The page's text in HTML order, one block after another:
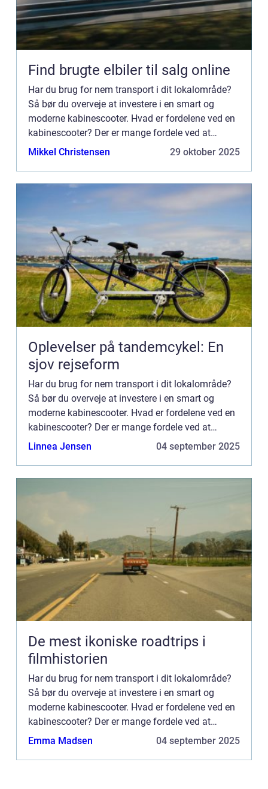
Find brugte elbiler til salg online
Har du brug for nem transport i dit lokalområde?
Så bør du overveje at investere i en smart og
moderne kabinescooter. Hvad er fordelene ved en
kabinescooter? Der er mange fordele ved at
anskaffe en kabinescooter når behovet for en bil
Mikkel Christensen 29 oktober 2025
Oplevelser på tandemcykel: En
sjov rejseform
Har du brug for nem transport i dit lokalområde?
Så bør du overveje at investere i en smart og
moderne kabinescooter. Hvad er fordelene ved en
kabinescooter? Der er mange fordele ved at
anskaffe en kabinescooter når behovet for en bil
Linnea Jensen 04 september 2025
De mest ikoniske roadtrips i
filmhistorien
Har du brug for nem transport i dit lokalområde?
Så bør du overveje at investere i en smart og
moderne kabinescooter. Hvad er fordelene ved en
kabinescooter? Der er mange fordele ved at
anskaffe en kabinescooter når behovet for en bil
Emma Madsen 04 september 2025